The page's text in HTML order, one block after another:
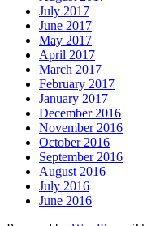
July 2017
June 2017
May 2017
April 2017
March 2017
February 2017
January 2017
December 2016
November 2016
October 2016
September 2016
August 2016
July 2016
June 2016